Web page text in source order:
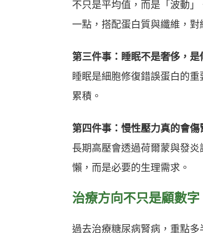
不只是平均值，而是「波動
一點，搭配蛋白質與纖維，對
第三件事：睡眠不是奢侈，是
睡眠是細胞修復錯誤蛋白的
累積。
第四件事：慢性壓力真的會傷
長期高壓會透過荷爾蒙與發
懶，而是必要的生理需求。
治療方向不只是顧數
過去治療糖尿病腎病，重點